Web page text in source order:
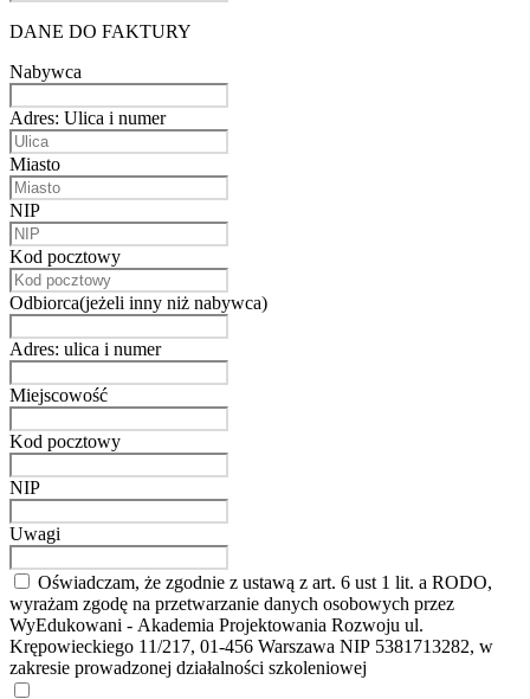
DANE DO FAKTURY
Nabywca
Adres: Ulica i numer
Miasto
NIP
Kod pocztowy
Odbiorca(jeżeli inny niż nabywca)
Adres: ulica i numer
Miejscowość
Kod pocztowy
NIP
Uwagi
Oświadczam, że zgodnie z ustawą z art. 6 ust 1 lit. a RODO,
wyrażam zgodę na przetwarzanie danych osobowych przez
WyEdukowani - Akademia Projektowania Rozwoju ul.
Krępowieckiego 11/217, 01-456 Warszawa NIP 5381713282, w
zakresie prowadzonej działalności szkoleniowej